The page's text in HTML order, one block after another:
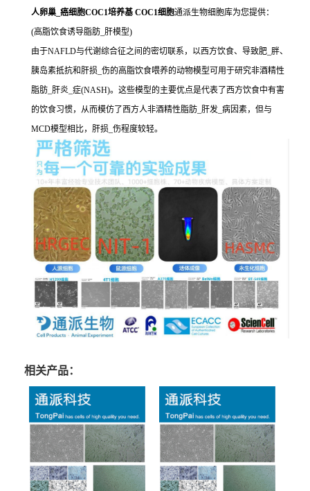
人卵巢_癌细胞COC1培养基 COC1细胞通派生物细胞库为您提供：
(高脂饮食诱导脂肪_肝模型)
由于NAFLD与代谢综合征之间的密切联系，以西方饮食、导致肥_胖、
胰岛素抵抗和肝损_伤的高脂饮食喂养的动物模型可用于研究非酒精性
脂肪_肝炎_症(NASH)。这些模型的主要优点是代表了西方饮食中有害
的饮食习惯，从而模仿了西方人非酒精性脂肪_肝发_病因素，但与
MCD模型相比，肝损_伤程度较轻。
相关产品：